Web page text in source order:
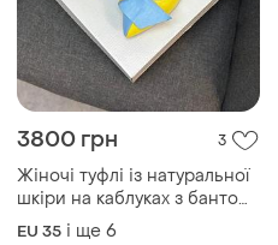
3800 грн 3
Жіночі туфлі із натуральної
шкіри на каблуках з бантом
1518
EU 35 і ще 6